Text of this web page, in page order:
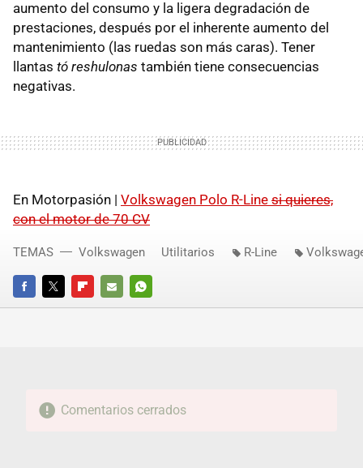
aumento del consumo y la ligera degradación de
prestaciones, después por el inherente aumento del
mantenimiento (las ruedas son más caras). Tener
llantas tó reshulonas también tiene consecuencias
negativas.
En Motorpasión | Volkswagen Polo R-Line si quieres,
con el motor de 70 CV
FACEBOOKTWITTERFLIPBOARD
E-
WHATSAPP
TEMAS Volkswagen Utilitarios R-Line
Comentarios cerrados